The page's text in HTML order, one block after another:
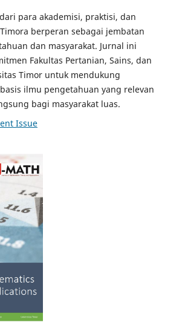
para akademisi, praktisi, dan
berperan sebagai jembatan
dan masyarakat. Jurnal ini
Fakultas Pertanian, Sains, dan
Timor untuk mendukung
ilmu pengetahuan yang relevan
bagi masyarakat luas.
Issue